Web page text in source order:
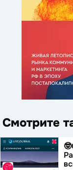
Смотрите